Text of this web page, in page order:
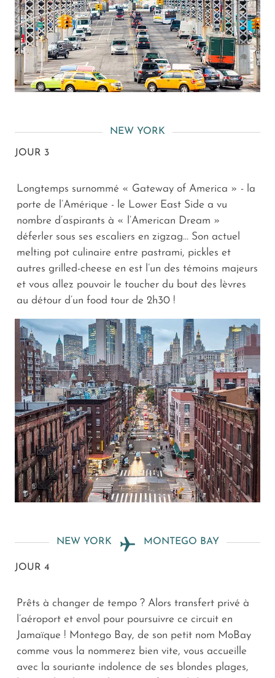
NEW YORK
JOUR 3
Longtemps surnommé « Gateway of America » - la
porte de l’Amérique - le Lower East Side a vu
nombre d’aspirants à « l’American Dream »
déferler sous ses escaliers en zigzag… Son actuel
melting pot culinaire entre pastrami, pickles et
autres grilled-cheese en est l’un des témoins majeurs
et vous allez pouvoir le toucher du bout des lèvres
au détour d’un food tour de 2h30 !
NEW YORK MONTEGO BAY
JOUR 4
Prêts à changer de tempo ? Alors transfert privé à
l’aéroport et envol pour poursuivre ce circuit en
Jamaïque ! Montego Bay, de son petit nom MoBay
comme vous la nommerez bien vite, vous accueille
avec la souriante indolence de ses blondes plages,